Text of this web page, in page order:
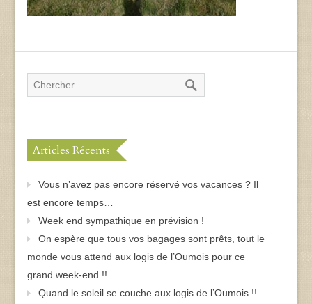
Articles Récents
Vous n’avez pas encore réservé vos vacances ? Il
est encore temps…
Week end sympathique en prévision !
On espère que tous vos bagages sont prêts, tout le
monde vous attend aux logis de l’Oumois pour ce
grand week-end !!
Quand le soleil se couche aux logis de l’Oumois !!